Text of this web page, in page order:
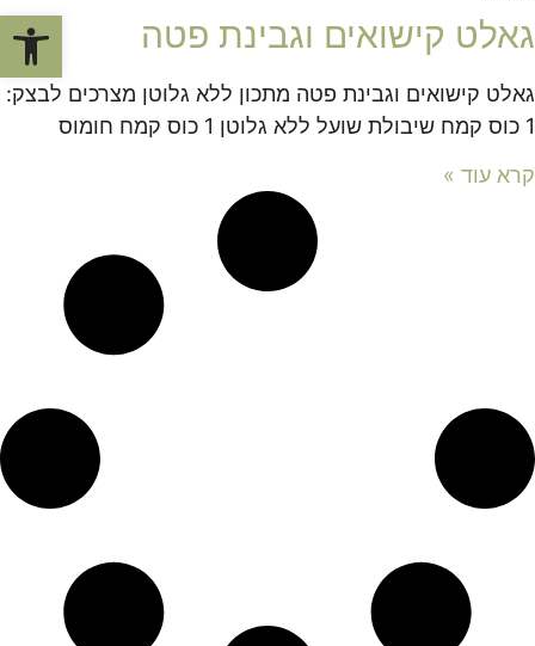
פתח גאלט קישואים וגבינת פטה
גאלט קישואים וגבינת פטה מתכון ללא גלוטן מצרכים לבצק:
1 כוס קמח שיבולת שועל ללא גלוטן 1 כוס קמח חומוס
קרא עוד »